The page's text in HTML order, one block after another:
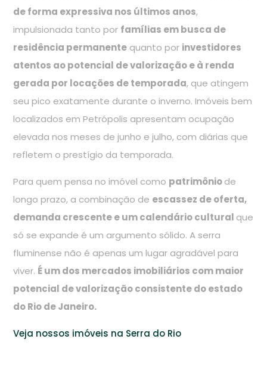
de forma expressiva nos últimos anos,
impulsionada tanto por famílias em busca de
residência permanente quanto por investidores
atentos ao potencial de valorização e à renda
gerada por locações de temporada, que atingem
seu pico exatamente durante o inverno. Imóveis bem
localizados em Petrópolis apresentam ocupação
elevada nos meses de junho e julho, com diárias que
refletem o prestígio da temporada.
Para quem pensa no imóvel como patrimôniode
longo prazo, a combinação de escassez de oferta,
demanda crescente e um calendário cultural que
só se expande é um argumento sólido. A serra
fluminense não é apenas um lugar agradável para
viver. É um dos mercados imobiliários com maior
potencial de valorização consistente do estado
do Rio de Janeiro.
Veja nossos imóveis na Serra do Rio